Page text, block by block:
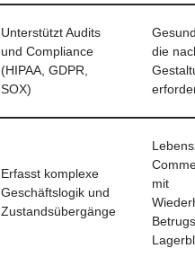
Unterstützt Audits
und Compliance
(HIPAA, GDPR,
SOX)
die
Erfasst komplexe
Geschäftslogik und
Zustandsübergänge
mit